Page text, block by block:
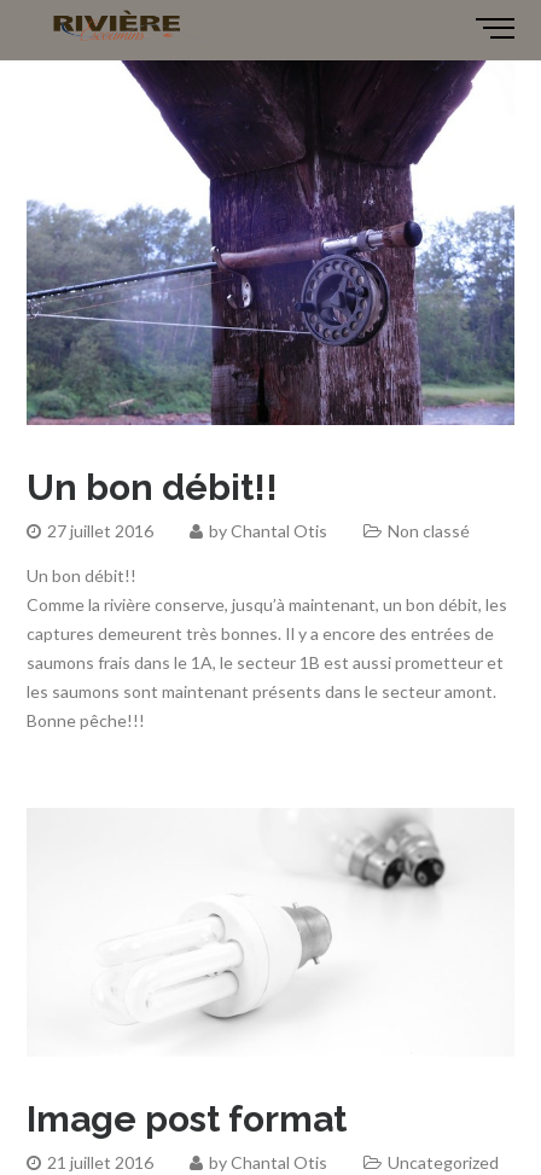
Un bon débit!!
27 juillet 2016 byChantal Otis Non classé
Un bon débit!!
Comme la rivière conserve, jusqu’à maintenant, un bon débit, les
captures demeurent très bonnes. Il y a encore des entrées de
saumons frais dans le 1A, le secteur 1B est aussi prometteur et
les saumons sont maintenant présents dans le secteur amont.
Bonne pêche!!!
Image post format
21 juillet 2016 byChantal Otis Uncategorized